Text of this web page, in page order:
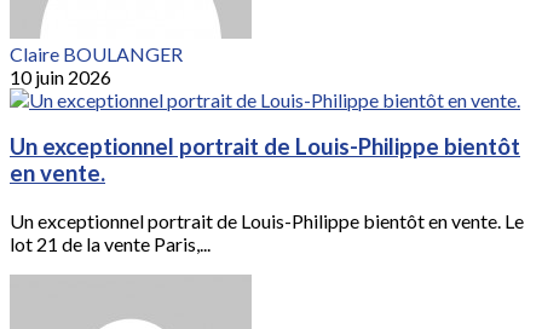
Claire BOULANGER
10 juin 2026
Un exceptionnel portrait de Louis-Philippe bientôt
en vente.
Un exceptionnel portrait de Louis-Philippe bientôt en vente. Le
lot 21 de la vente Paris,...